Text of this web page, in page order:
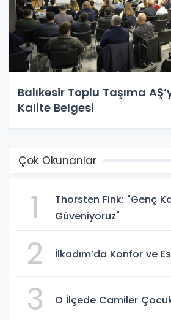
Balıkesir Toplu Taşıma
Kalite Belgesi
Çok Okunanlar
1
Thorsten Fink: "Genç
Güveniyoruz"
2 İlkadım’da Konfor ve
3 O İlçede Camiler